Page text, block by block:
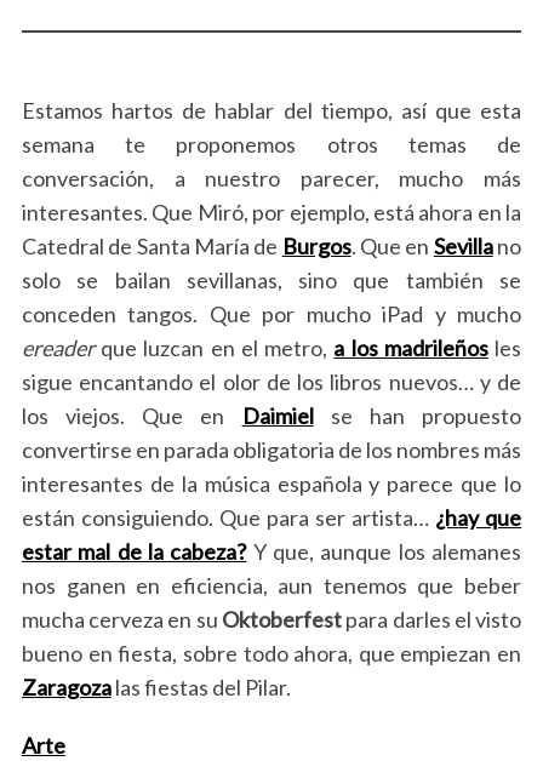
Estamos hartos de hablar del tiempo, así que esta
semana te proponemos otros temas de
conversación, a nuestro parecer, mucho más
interesantes. Que Miró, por ejemplo, está ahora en la
Catedral de Santa María de Burgos. Que en Sevillano
solo se bailan sevillanas, sino que también se
conceden tangos. Que por mucho iPad y mucho
ereaderque luzcan en el metro, a los madrileñosles
sigue encantando el olor de los libros nuevos… y de
los viejos. Que en
Daimielse han propuesto
convertirse en parada obligatoria de los nombres más
interesantes de la música española y parece que lo
están consiguiendo. Que para ser artista… ¿hay que
estar mal de la cabeza?Y que, aunque los alemanes
nos ganen en eficiencia, aun tenemos que beber
mucha cerveza en su Oktoberfestpara darles el visto
bueno en fiesta, sobre todo ahora, que empiezan en
Zaragozalas fiestas del Pilar.
Arte